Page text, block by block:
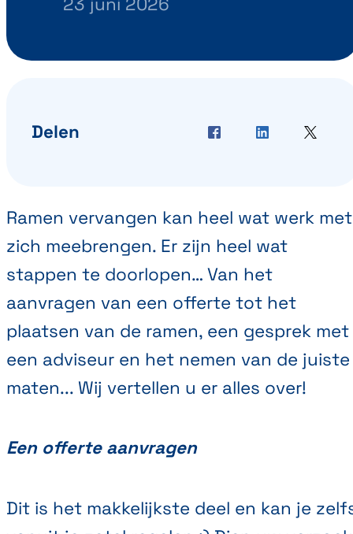
Datum
Delen FacebookLinkedInTwitter
Ramen vervangen kan heel wat werk met
zich meebrengen. Er zijn heel wat
stappen te doorlopen… Van het
aanvragen van een offerte tot het
plaatsen van de ramen, een gesprek met
een adviseur en het nemen van de juiste
maten... Wij vertellen u er alles over!
Een offerte aanvragen
Dit is het makkelijkste deel en kan je